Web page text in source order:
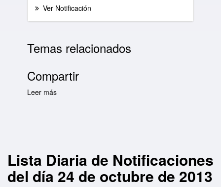
Ver Notificación
Temas relacionados
Compartir
Leer más
Lista Diaria de Notificaciones
del día 24 de octubre de 2013